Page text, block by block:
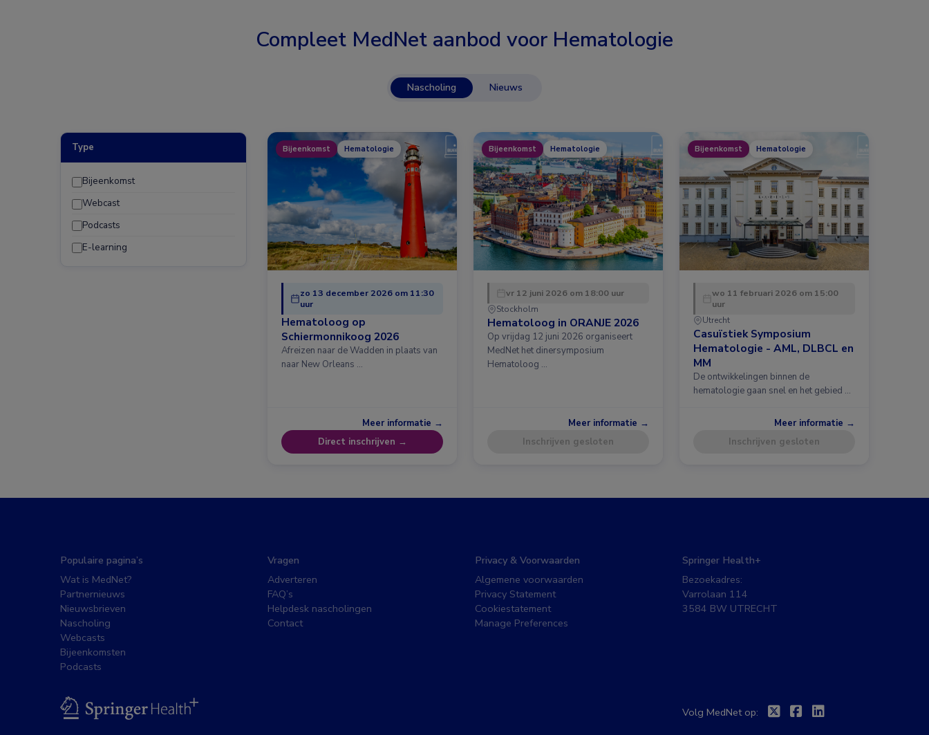
Compleet MedNet aanbod voor Hematologie
Nascholing Nieuws
Type
Bijeenkomst
Webcast
Podcasts
E-learning
Bijeenkomst Hematologie
zo 13 december 2026 om 11:30
uur
Hematoloog op
Schiermonnikoog 2026
Afreizen naar de Wadden in plaats van
naar New Orleans …
Meer informatie →
Direct inschrijven →
Bijeenkomst Hematologie
vr 12 juni 2026 om 18:00 uur
Stockholm
Hematoloog in ORANJE 2026
Op vrijdag 12 juni 2026 organiseert
MedNet het dinersymposium
Hematoloog …
Meer informatie →
Inschrijven gesloten
Bijeenkomst Hematologie
wo 11 februari 2026 om 15:00
uur
Utrecht
Casuïstiek Symposium
Hematologie - AML, DLBCL en
MM
De ontwikkelingen binnen de
hematologie gaan snel en het gebied …
Meer informatie →
Inschrijven gesloten
Populaire pagina’s
Wat is MedNet?
Partnernieuws
Nieuwsbrieven
Nascholing
Webcasts
Bijeenkomsten
Podcasts
Vragen
Adverteren
FAQ’s
Helpdesk nascholingen
Contact
Privacy & Voorwaarden
Algemene voorwaarden
Privacy Statement
Cookiestatement
Manage Preferences
Springer Health+
Bezoekadres:
Varrolaan 114
3584 BW UTRECHT
BSL
Volg MedNet op: TwitterFacebook
Linkedin